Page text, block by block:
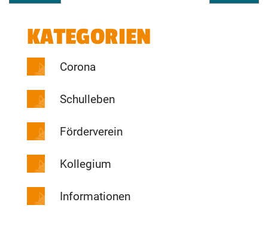
KATEGORIEN
Corona
Schulleben
Förderverein
Kollegium
Informationen